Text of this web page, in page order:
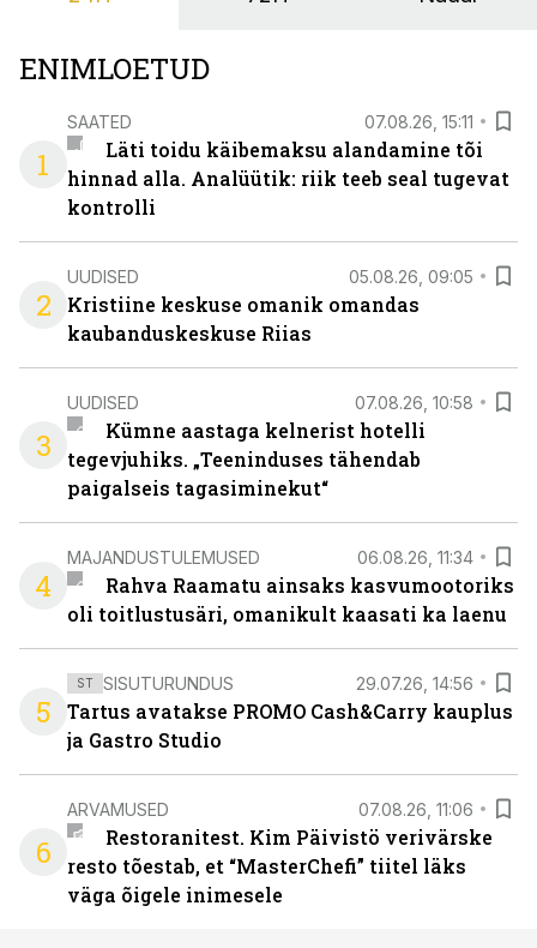
ENIMLOETUD
1
SAATED 07.08.26, 15:11
Läti toidu käibemaksu alandamine tõi
hinnad alla. Analüütik: riik teeb seal tugevat
kontrolli
2
UUDISED 05.08.26, 09:05
Kristiine keskuse omanik omandas
kaubanduskeskuse Riias
3
UUDISED 07.08.26, 10:58
Kümne aastaga kelnerist hotelli
tegevjuhiks. „Teeninduses tähendab
paigalseis tagasiminekut“
4
MAJANDUSTULEMUSED 06.08.26, 11:34
Rahva Raamatu ainsaks kasvumootoriks
oli toitlustusäri, omanikult kaasati ka laenu
5
ST SISUTURUNDUS 29.07.26, 14:56
Tartus avatakse PROMO Cash&Carry kauplus
ja Gastro Studio
6
ARVAMUSED 07.08.26, 11:06
Restoranitest. Kim Päivistö verivärske
resto tõestab, et “MasterChefi” tiitel läks
väga õigele inimesele